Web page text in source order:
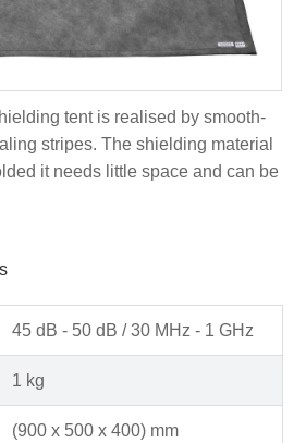
tent is realised by smooth-
stripes. The shielding material
it needs little space and can be
45 dB - 50 dB / 30 MHz - 1 GHz
1 kg
(900 x 500 x 400) mm